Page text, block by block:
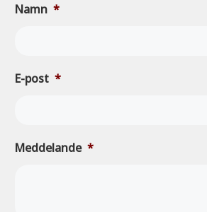
Namn *
E-post *
Meddelande *